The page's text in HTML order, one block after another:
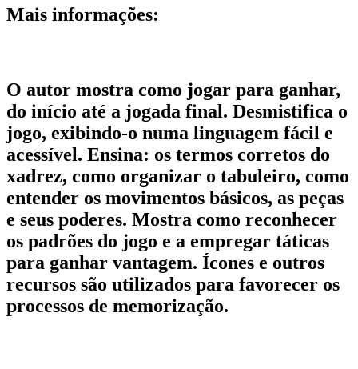
Mais informações:
O autor mostra como jogar para ganhar,
do início até a jogada final. Desmistifica o
jogo, exibindo-o numa linguagem fácil e
acessível. Ensina: os termos corretos do
xadrez, como organizar o tabuleiro, como
entender os movimentos básicos, as peças
e seus poderes. Mostra como reconhecer
os padrões do jogo e a empregar táticas
para ganhar vantagem. Ícones e outros
recursos são utilizados para favorecer os
processos de memorização.